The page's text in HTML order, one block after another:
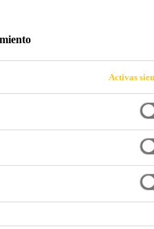
es una lechada de cemento
en paramentos y pavimentos. Los
protección activa y una
estable los colores,
y horizontal
Activas